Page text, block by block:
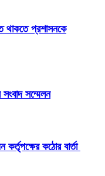
থাকতে প্রশাসনকে
সংবাদ সম্মেলন
কর্তৃপক্ষের কঠোর বার্তা